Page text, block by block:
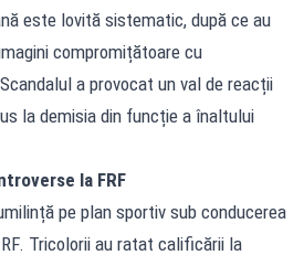
este lovită sistematic, după ce au
compromițătoare cu
a provocat un val de reacții
la demisia din funcție a înaltului
la FRF
pe plan sportiv sub conducerea
Tricolorii au ratat calificării la